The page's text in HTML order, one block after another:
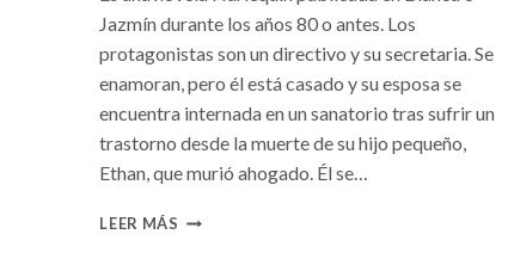
Jazmín durante los años 80 o antes. Los
protagonistas son un directivo y su secretaria. Se
enamoran, pero él está casado y su esposa se
encuentra internada en un sanatorio tras sufrir un
trastorno desde la muerte de su hijo pequeño,
Ethan, que murió ahogado. Él se…
LEER MÁS CONSULTA